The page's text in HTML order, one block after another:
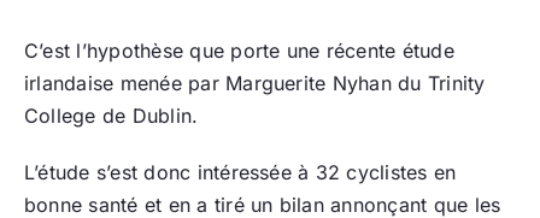
C’est l’hypothèse que porte une récente étude
irlandaise menée par Marguerite Nyhan du Trinity
College de Dublin.
L’étude s’est donc intéressée à 32 cyclistes en
bonne santé et en a tiré un bilan annonçant que les